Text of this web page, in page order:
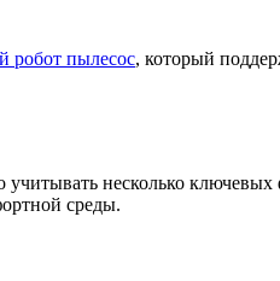
робот пылесос, который
несколько
среды.